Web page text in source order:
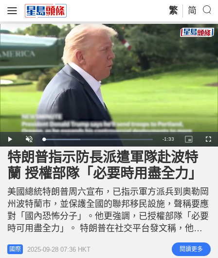
繁 简
P
l
a
y
U
n
m
u
t
e
L
o
a
d
e
d
:
3
3
6
7
%
R
e
m
n
i
-1:33
P
i
c
t
u
i
-
P
i
c
t
e
F
u
特朗普指示防長派遣軍隊赴波特
蘭 授權部隊「必要時用盡全力」
美國總統特朗普周六宣布，已指示軍方派兵到奧勒岡
州波特蘭市，並保護全國的聯邦移民設施，聲稱要應
對「國內恐怖分子」。他更強調，已授權部隊「必要
時可用盡全力」。 特朗普在社交平台發文稱，他已
要求國防部長赫格塞思（Pete Hegseth）「提供一切
必要兵力，保護戰火摧殘的波特蘭，以及所有正遭安
國際 2025-09-28 07:36 HKT 閱讀更多